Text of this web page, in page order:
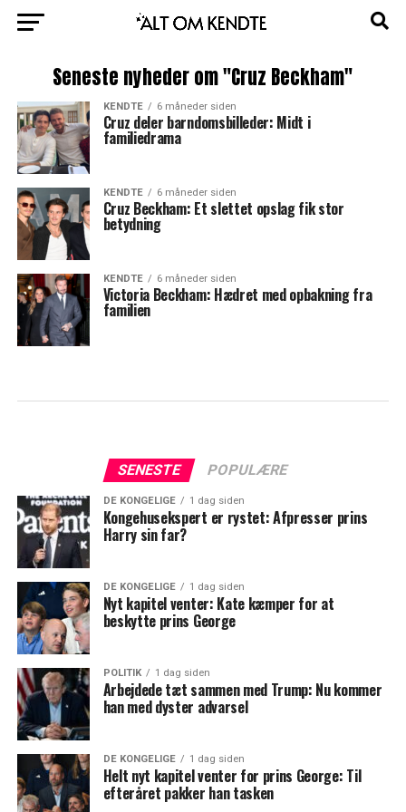
Seneste nyheder om "Cruz Beckham"
KENDTE 6 måneder siden
Cruz deler barndomsbilleder: Midt i
familiedrama
KENDTE 6 måneder siden
Cruz Beckham: Et slettet opslag fik stor
betydning
KENDTE 6 måneder siden
Victoria Beckham: Hædret med opbakning fra
familien
SENESTE POPULÆRE
DE KONGELIGE 1 dag siden
Kongehusekspert er rystet: Afpresser prins
Harry sin far?
DE KONGELIGE 1 dag siden
Nyt kapitel venter: Kate kæmper for at
beskytte prins George
POLITIK 1 dag siden
Arbejdede tæt sammen med Trump: Nu kommer
han med dyster advarsel
DE KONGELIGE 1 dag siden
Helt nyt kapitel venter for prins George: Til
efteråret pakker han tasken